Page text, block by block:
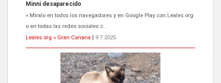
Minni desaparecido
» Míralo en todos los navegadores y en Google Play con Leales.org
o en todas las redes sociales c...
Leales.org » Gran Canaria
9.7.2025